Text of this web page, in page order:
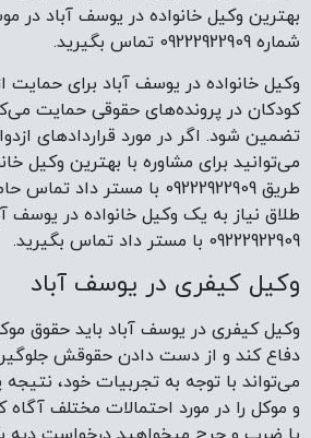
بهترین وکیل خانواده در یوسف آباد در
شماره 09222922909 تماس بگیرید.
وکیل خانواده در یوسف آباد برای حمایت
کودکان در پرونده‌های حقوقی حمایت
تضمین شود. اگر در مورد قراردادهای
می‌توانید برای مشاوره با بهترین وکیل
طریق 09222922909 با مستر
طلاق نیاز به یک وکیل خانواده در یوسف
09222922909 با مستر داد تماس بگیرید.
وکیل کیفری در یوسف آباد
وکیل کیفری در یوسف آباد باید حقوق
دفاع کند و از دست دادن حقوقش
می‌تواند با توجه به تجربیات خود،
و موکل را در مورد احتمالات مختلف